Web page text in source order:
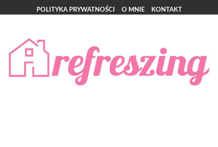
POLITYKA PRYWATNOŚCI O MNIE KONTAKT